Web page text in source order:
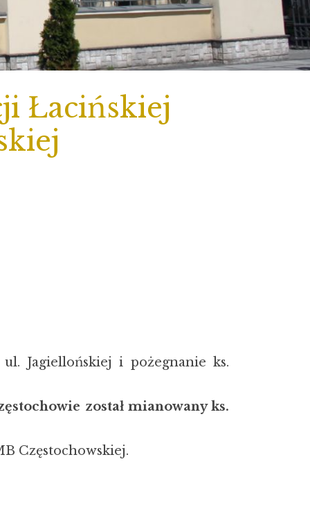
Łacińskiej
Jagiellońskiej i pożegnanie ks.
został mianowany ks.
Częstochowskiej.